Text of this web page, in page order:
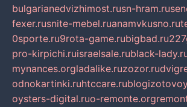
bulgarianedvizhimost.rusn-hram.ru
fexer.rusnite-mebel.ruanamvkusno.ru
0sporte.ru9rota-game.rubigbad.ru
pro-kirpichi.ruisraelsale.rublack-
mynances.orgladalike.ruzozor.ru
odnokartinki.ruhtccare.ru
oysters-digital.ruo-remonte.org